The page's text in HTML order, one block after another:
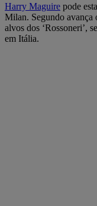
Harry Maguire pode
Milan. Segundo avança
alvos dos ‘Rossoneri’,
em Itália.